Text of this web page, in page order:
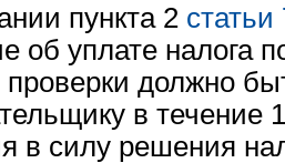
пункта 2 статьи
об уплате налога
проверки должно
в течение
в силу решения